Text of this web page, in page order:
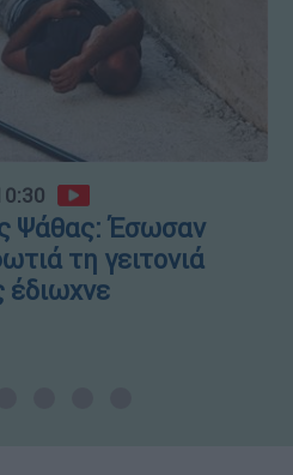
Ψάθας: Έσωσαν
τη γειτονιά
έδιωχνε